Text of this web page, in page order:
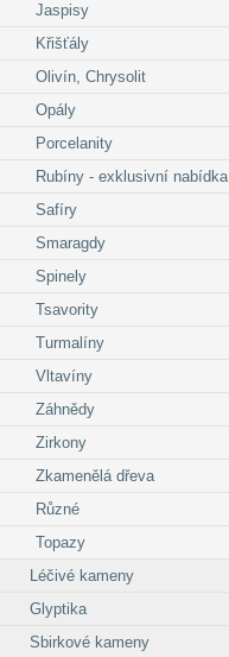
Jaspisy
Křišťály
Olivín, Chrysolit
Opály
Porcelanity
Rubíny - exklusivní nabídka
Safíry
Smaragdy
Spinely
Tsavority
Turmalíny
Vltavíny
Záhnědy
Zirkony
Zkamenělá dřeva
Různé
Topazy
Léčivé kameny
Glyptika
Sbirkové kameny